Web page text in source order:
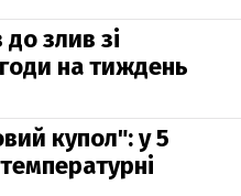
до злив зі
на тиждень
купол": у 5